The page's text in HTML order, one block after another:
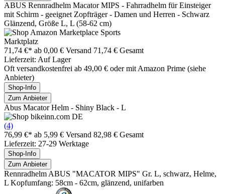
ABUS Rennradhelm Macator MIPS - Fahrradhelm für Einsteiger
mit Schirm - geeignet Zopfträger - Damen und Herren - Schwarz
Glänzend, Größe L, L (58-62 cm)
Marktplatz
71,74 €* ab 0,00 € Versand 71,74 € Gesamt
Lieferzeit: Auf Lager
Oft versandkostenfrei ab 49,00 € oder mit Amazon Prime (siehe
Anbieter)
Shop-Info
Zum Anbieter
Abus Macator Helm - Shiny Black - L
(4)
76,99 €* ab 5,99 € Versand 82,98 € Gesamt
Lieferzeit: 27-29 Werktage
Shop-Info
Zum Anbieter
Rennradhelm ABUS "MACATOR MIPS" Gr. L, schwarz, Helme,
L Kopfumfang: 58cm - 62cm, glänzend, unifarben